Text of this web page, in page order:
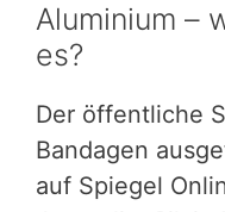
Aluminium –
es?
Der öffentliche
Bandagen
auf Spiegel